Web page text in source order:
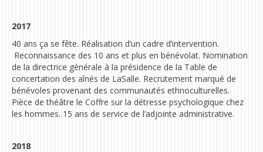
2017
40 ans ça se fête. Réalisation d’un cadre d’intervention.
Reconnaissance des 10 ans et plus en bénévolat. Nomination
de la directrice générale à la présidence de la Table de
concertation des aînés de LaSalle. Recrutement marqué de
bénévoles provenant des communautés ethnoculturelles.
Pièce de théâtre le Coffre sur la détresse psychologique chez
les hommes. 15 ans de service de l’adjointe administrative.
2018